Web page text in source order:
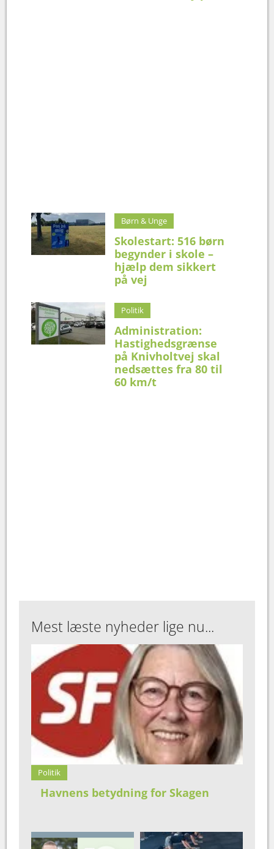
Børn & Unge
Skolestart: 516 børn
begynder i skole –
hjælp dem sikkert
på vej
Politik
Administration:
Hastighedsgrænse
på Knivholtvej skal
nedsættes fra 80 til
60 km/t
Mest læste nyheder lige nu...
Politik
Havnens betydning for Skagen